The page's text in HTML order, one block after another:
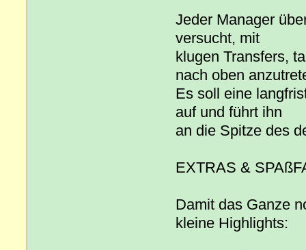
Jeder Manager
versucht, mit
klugen Transfers,
nach oben
Es soll eine
auf und führt ihn
an die Spitze des
EXTRAS &
Damit das Ganze
kleine Highlights: